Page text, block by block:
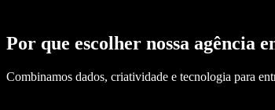
Por que escolher nossa agência
Combinamos dados, criatividade e tecnologia para